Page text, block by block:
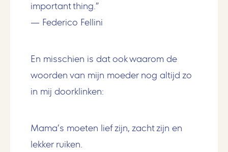
important thing.”
— Federico Fellini
En misschien is dat ook waarom de
woorden van mijn moeder nog altijd zo
in mij doorklinken:
Mama’s moeten lief zijn, zacht zijn en
lekker ruiken.